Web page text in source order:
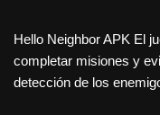
Hello Neighbor APK El
completar misiones y
detección de los